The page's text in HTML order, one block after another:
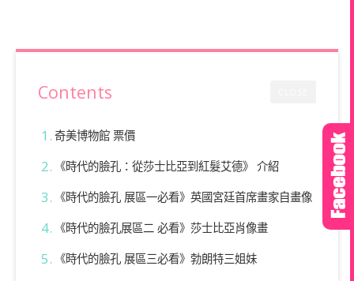
Contents
奇美博物館 票價
《時代的臉孔：從莎士比亞到紅髮艾德》 介紹
《時代的臉孔 展區一必看》英國宮廷首席畫家自畫像
《時代的臉孔展區二 必看》莎士比亞肖像畫
《時代的臉孔 展區三必看》勃朗特三姐妹